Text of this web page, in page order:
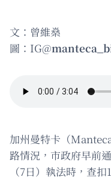
文：曾維燊
圖：IG@
加州曼特卡（
路情況，市政府早前
（7日）執法時，查